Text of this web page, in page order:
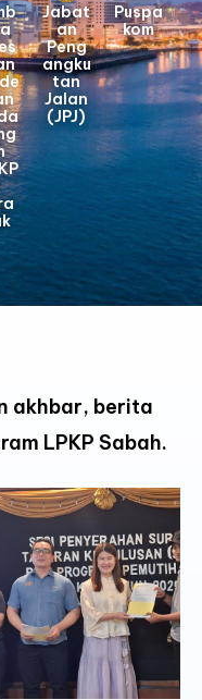
Jabat
an
Peng
angku
tan
Jalan
(JPJ)
Puspa
kom
akhbar, berita
LPKP Sabah.